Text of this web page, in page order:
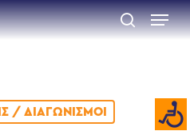
search
Menu
/ ΔΙΑΓΩΝΙΣΜΟΊ